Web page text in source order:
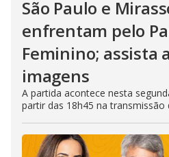
São Paulo e
enfrentam pelo
Feminino; assista
imagens
A partida acontece nesta
partir das 18h45 na transmissão